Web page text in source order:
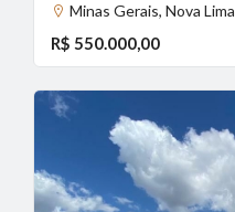
Minas Gerais, Nova Lima
R$ 550.000,00